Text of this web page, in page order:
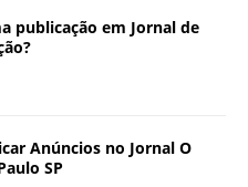
publicação em Jornal de
Anúncios no Jornal O
SP